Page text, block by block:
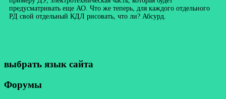
предусматривать еще АО. Что же теперь, для каждого отдельного
РД свой отдельный КДЛ рисовать, что ли? Абсурд.
выбрать язык сайта
Форумы